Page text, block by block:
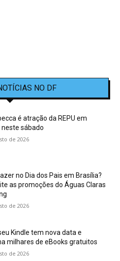
NO DF
é atração da REPU em
neste sábado
de 2026
no Dia dos Pais em Brasília?
as promoções do Águas Claras
de 2026
Kindle tem nova data e
milhares de eBooks gratuitos
de 2026